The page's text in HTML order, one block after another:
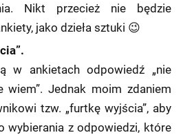
Nikt przecież nie będzie
jako dzieła sztuki 😉
w ankietach odpowiedź „nie
wiem”. Jednak moim zdaniem
tzw. „furtkę wyjścia”, aby
wybierania z odpowiedzi, które